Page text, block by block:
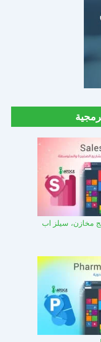
مخازن، سيلز اب